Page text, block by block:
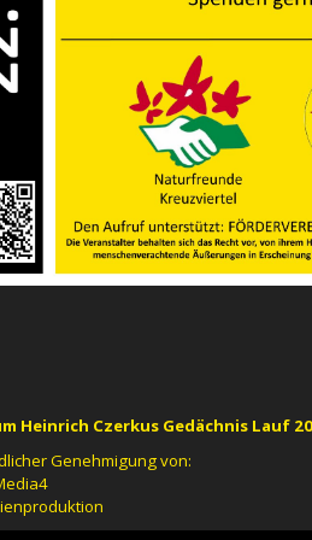
Heinrich Czerkus Gedächnis Lauf
Genehmigung von: